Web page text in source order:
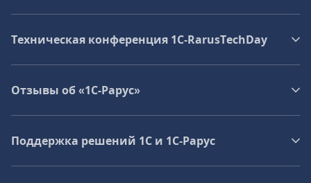
Техническая конференция 1C‑RarusTechDay
Отзывы об «1С-Рарус»
Поддержка решений 1С и 1С‑Рарус